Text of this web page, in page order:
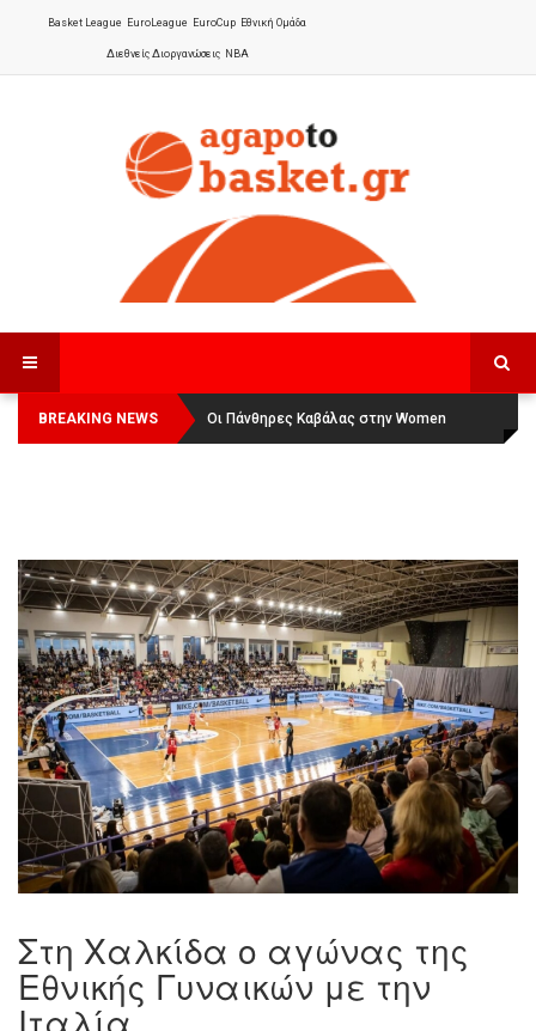
Basket League EuroLeague EuroCup Εθνική Ομάδα
Διεθνείς Διοργανώσεις NBA
BREAKING NEWS
Οι Πάνθηρες Καβάλας στην Women
Basketball League 1:
Αναχώρησε για τα Γιάννενα η Εθνική
Γυναικών
Στη Χαλκίδα ο αγώνας της
Εθνικής Γυναικών με την
Ιταλία